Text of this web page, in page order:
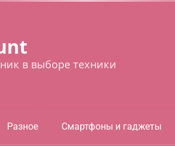
в выборе техники
Разное Смартфоны и гаджеты